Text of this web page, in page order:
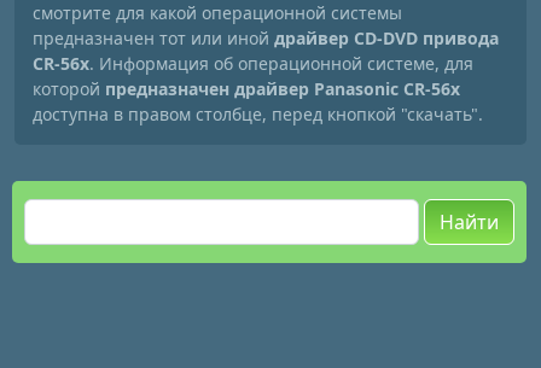
смотрите для какой операционной системы
предназначен тот или иной драйвер CD-DVD привода
CR-56x. Информация об операционной системе, для
которой предназначен драйвер Panasonic CR-56x
доступна в правом столбце, перед кнопкой "скачать".
Найти